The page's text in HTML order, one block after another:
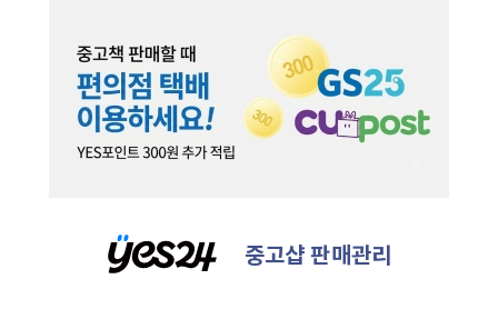
중고샵 판매관리